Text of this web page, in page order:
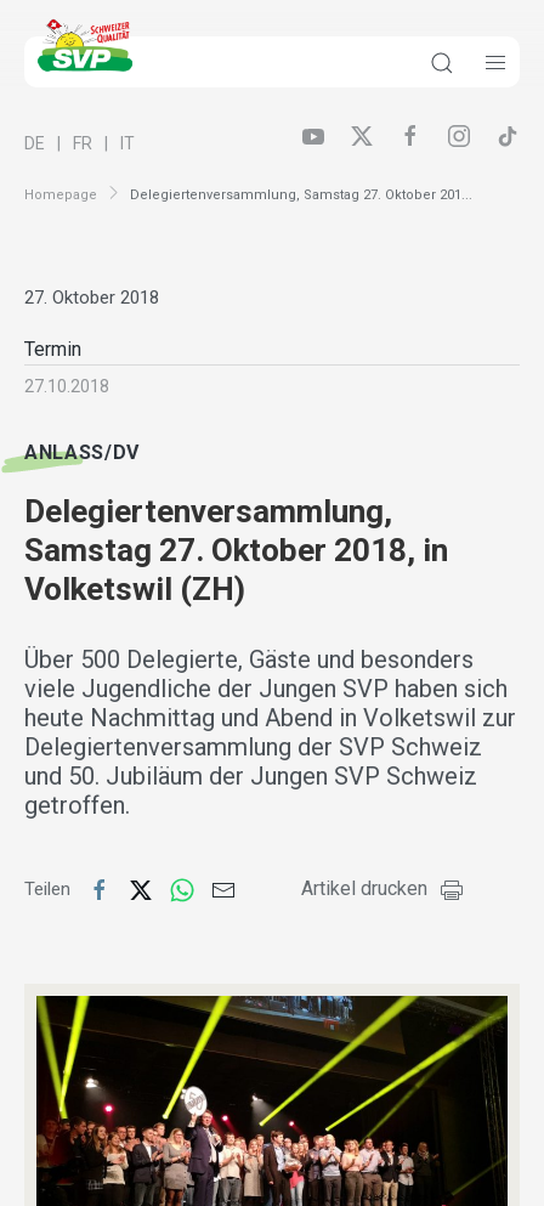
Homepage Delegiertenversammlung, Samstag 27. Oktober 201...
DE FR IT
27. Oktober 2018
Termin
27.10.2018
ANLASS/DV
Delegiertenversammlung,
Samstag 27. Oktober 2018, in
Volketswil (ZH)
Über 500 Delegierte, Gäste und besonders
viele Jugendliche der Jungen SVP haben sich
heute Nachmittag und Abend in Volketswil zur
Delegiertenversammlung der SVP Schweiz
und 50. Jubiläum der Jungen SVP Schweiz
getroffen.
Teilen Artikel drucken